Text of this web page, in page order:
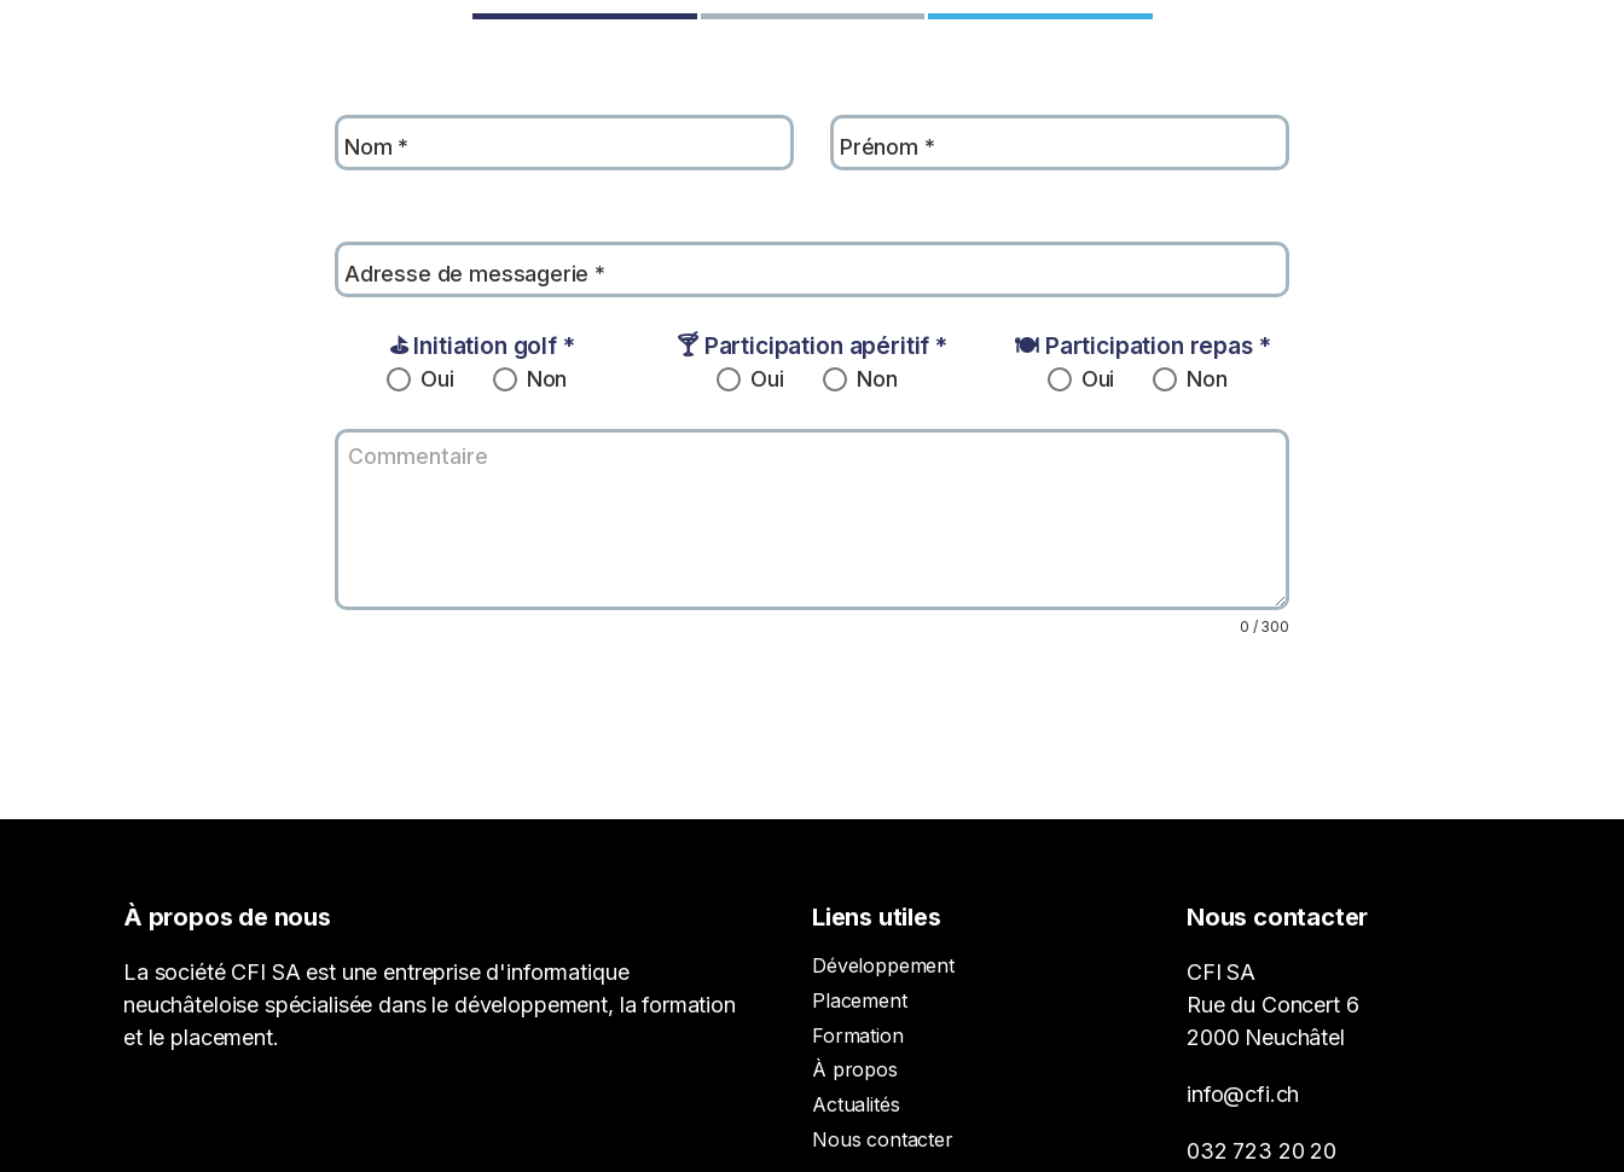
Nom * Prénom *
Adresse de messagerie *
⛳ Initiation golf *
Oui Non
🍸 Participation apéritif *
Oui Non
🍽️ Participation repas *
Oui Non
0 / 300
À propos de nous
La société CFI SA est une entreprise d'informatique
neuchâteloise spécialisée dans le développement, la formation
et le placement.
Liens utiles
Développement
Placement
Formation
À propos
Actualités
Nous contacter
Nous contacter
CFI SA
Rue du Concert 6
2000 Neuchâtel
info@cfi.ch
032 723 20 20